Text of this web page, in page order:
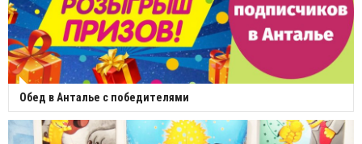
Обед в Анталье с победителями